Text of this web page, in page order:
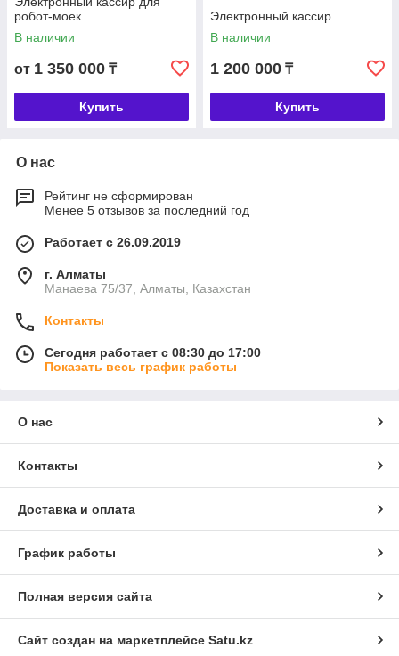
робот-моек
В наличии
от 1 350 000 ₸
Купить
Электронный кассир
В наличии
1 200 000 ₸
Купить
О нас
Рейтинг не сформирован
Менее 5 отзывов за последний год
Работает с 26.09.2019
г. Алматы
Манаева 75/37, Алматы, Казахстан
Контакты
Сегодня работает с 08:30 до 17:00
Показать весь график работы
О нас
Контакты
Доставка и оплата
График работы
Полная версия сайта
Сайт создан на маркетплейсе Satu.kz